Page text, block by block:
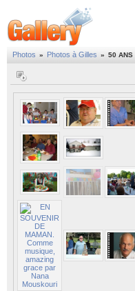
Photos » Photos à Gilles » 50 ANS